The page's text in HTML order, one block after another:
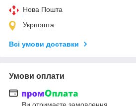
Нова Пошта
Укрпошта
Всі умови доставки
Умови оплати